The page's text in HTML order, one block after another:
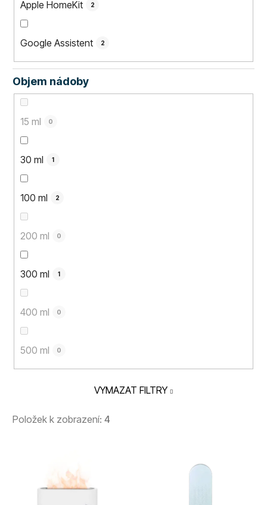
Apple HomeKit 2
Google Assistent 2
Objem nádoby
15 ml 0
30 ml 1
100 ml 2
200 ml 0
300 ml 1
400 ml 0
500 ml 0
VYMAZAT FILTRY
Položek k zobrazení: 4